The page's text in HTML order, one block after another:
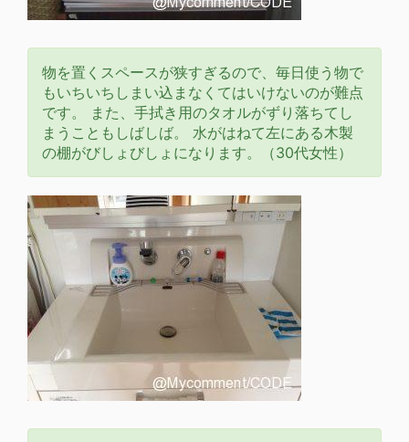
物を置くスペースが狭すぎるので、毎日使う物で
もいちいちしまい込まなくてはいけないのが難点
です。 また、手拭き用のタオルがずり落ちてし
まうこともしばしば。 水がはねて左にある木製
の棚がびしょびしょになります。（30代女性）